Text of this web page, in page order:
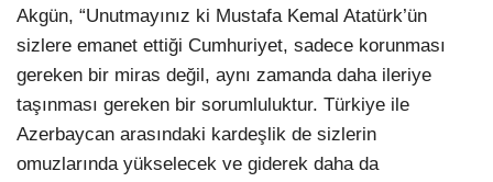
Akgün, “Unutmayınız ki Mustafa Kemal Atatürk’ün
sizlere emanet ettiği Cumhuriyet, sadece korunması
gereken bir miras değil, aynı zamanda daha ileriye
taşınması gereken bir sorumluluktur. Türkiye ile
Azerbaycan arasındaki kardeşlik de sizlerin
omuzlarında yükselecek ve giderek daha da